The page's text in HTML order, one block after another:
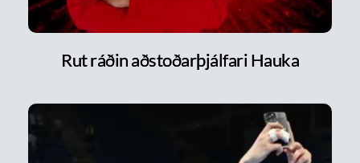
Rut ráðin aðstoðarþjálfari Hauka